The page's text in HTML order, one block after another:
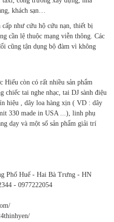
khách sạn…
như cứu hộ cứu nạn, thiết bị
cần lệ thuộc mạng viễn thông. Các
cũng tận dụng bộ đàm vì không
Hiếu còn có rất nhiều sản phẩm
chiếc tai nghe nhạc, tai DJ sành điệu
hiệu , dây loa hàng xịn ( VD : dây
330 made in USA ...), linh phụ
dạy và một số sản phẩm giải trí
Phố Huế - Hai Bà Trưng - HN
- 0977222054